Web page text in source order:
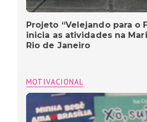
Projeto “Velejando para o
inicia as atividades na
Rio de Janeiro
MOTIVACIONAL